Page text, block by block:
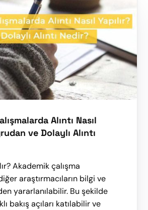
Alıntı Nasıl
ve Dolaylı Alıntı
Akademik çalışma
araştırmacıların bilgi ve
yararlanılabilir. Bu şekilde
bakış açıları katılabilir ve